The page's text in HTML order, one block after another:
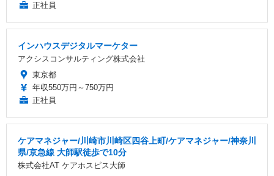
正社員
インハウスデジタルマーケター
アクシスコンサルティング株式会社
東京都
年収550万円～750万円
正社員
ケアマネジャー/川崎市川崎区四谷上町/ケアマネジャー/神奈川
県/京急線 大師駅徒歩で10分
株式会社AT ケアホスピス大師